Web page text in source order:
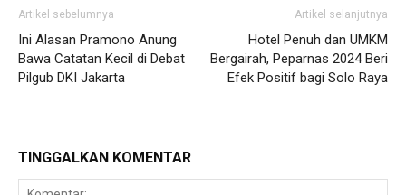
Artikel sebelumnya
Ini Alasan Pramono Anung
Bawa Catatan Kecil di Debat
Pilgub DKI Jakarta
Artikel selanjutnya
Hotel Penuh dan UMKM
Bergairah, Peparnas 2024 Beri
Efek Positif bagi Solo Raya
TINGGALKAN KOMENTAR